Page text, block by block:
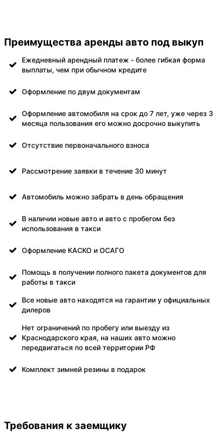
Преимущества аренды авто под выкуп
Ежедневный арендный платеж - более гибкая форма
выплаты, чем при обычном кредите
Оформление по двум документам
Оформление автомобиля на срок до 7 лет, уже через 3
месяца пользования его можно досрочно выкупить
Отсутствие первоначального взноса
Рассмотрение заявки в течение 30 минут
Автомобиль можно забрать в день обращения
В наличии новые авто и авто с пробегом без
использования в такси
Оформление КАСКО и ОСАГО
Помощь в получении полного пакета документов для
работы в такси
Все новые авто находятся на гарантии у официальных
дилеров
Нет ограничений по пробегу или выезду из
Краснодарского края, на наших авто можно
передвигаться по всей территории РФ
Комплект зимней резины в подарок
Требования к заемщику